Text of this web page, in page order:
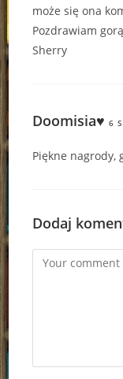
może się ona
Pozdrawiam
Sherry
Doomisia♥ 6
Piękne nagrody,
Dodaj
Comment